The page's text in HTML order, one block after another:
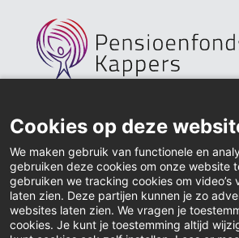
Home
Actueel
Contact
Downloads
Cookies op deze
We maken gebruik van functionele en
gebruiken deze cookies om onze website
gebruiken we tracking cookies om video’s
laten zien. Deze partijen kunnen je zo
websites laten zien. We vragen je
cookies. Je kunt je toestemming altijd